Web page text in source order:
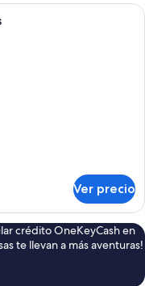
con dos camas, una
Ver precio
crédito OneKeyCash en
te llevan a más aventuras!